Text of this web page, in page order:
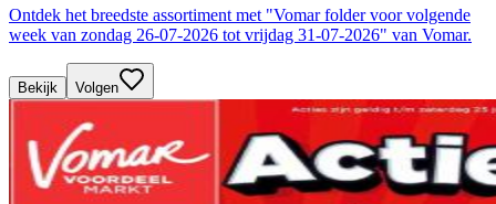
Ontdek het breedste assortiment met "Vomar folder voor volgende
week van zondag 26-07-2026 tot vrijdag 31-07-2026" van Vomar.
Bekijk Volgen